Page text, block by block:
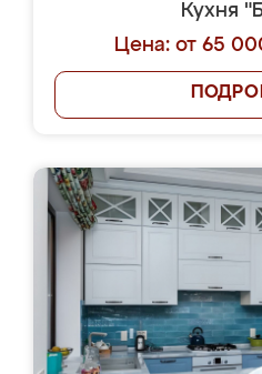
Кухня
Цена: от 65